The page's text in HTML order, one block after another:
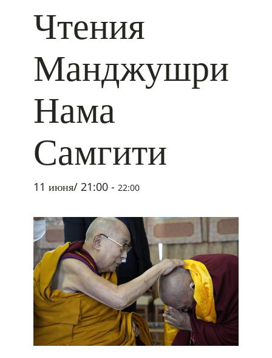
Чтения
Манджушри
Нама
Самгити
11 июня/ 21:00 - 22:00